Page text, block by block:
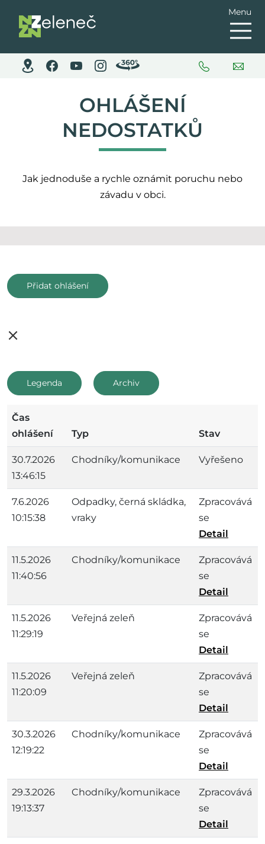
Menu
OHLÁŠENÍ
NEDOSTATKŮ
Jak jednoduše a rychle oznámit poruchu nebo
závadu v obci.
Přidat ohlášení
Legenda Archiv
Čas
ohlášení
Typ Stav
30.7.2026
13:46:15
Chodníky/komunikace Vyřešeno
7.6.2026
10:15:38
Odpadky, černá skládka,
vraky
Zpracovává
se
Detail
11.5.2026
11:40:56
Chodníky/komunikace
Zpracovává
se
Detail
11.5.2026
11:29:19
Veřejná zeleň
Zpracovává
se
Detail
11.5.2026
11:20:09
Veřejná zeleň
Zpracovává
se
Detail
30.3.2026
12:19:22
Chodníky/komunikace
Zpracovává
se
Detail
29.3.2026
19:13:37
Chodníky/komunikace
Zpracovává
se
Detail